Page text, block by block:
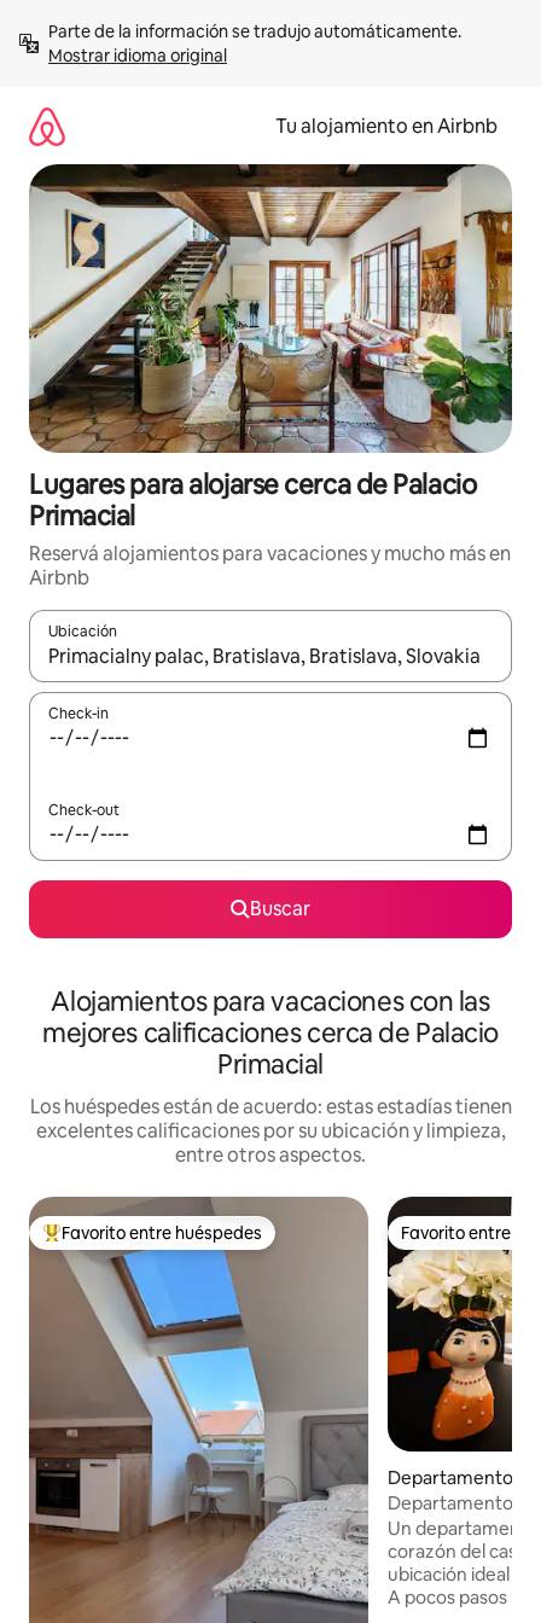
contenidoMostrar idioma original
Tu alojamiento en Airbnb
Lugares para alojarse cerca de Palacio
Primacial
Reservá alojamientos para vacaciones y mucho más en
Airbnb
Ubicación
Cuando los resultados estén disponibles, navegá con las
Check-in
Check-out
Buscar
Alojamientos para vacaciones con las
mejores calificaciones cerca de Palacio
Primacial
Los huéspedes están de acuerdo: estas estadías tienen
excelentes calificaciones por su ubicación y limpieza,
entre otros aspectos.
Favorito entre los huéspedes más destacados
Favorito entre huéspedes Favorito entre
Favorito entre
Departamento en
to
Departamento 1
Bratislava,
Un
corazón del
ubicación ideal
A pocos pasos